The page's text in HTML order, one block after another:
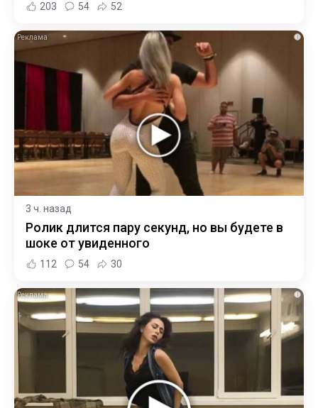
203 54 52
i
3 ч. назад
Ролик длится пару секунд, но вы будете в
шоке от увиденного
112 54 30
i